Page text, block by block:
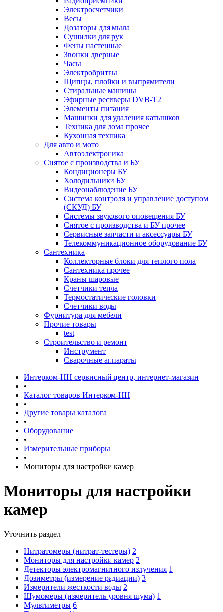
Электросчетчики
Весы
Дозаторы для мыла
Сушилки для рук
Фены настенные
Звонки дверные
Часы
Электробритвы
Щипцы, плойки и выпрямители
Стиральные машины
Эфирные ресиверы DVB-T2
Элементы питания
Машинки для удаления катышков
Техника для дома прочее
Кухонная техника
Для авто и мото
Автоэлектроника
Снятое с производства и БУ
Кондиционеры БУ
Холодильники БУ
Видеонаблюдение БУ
Система контроля и управление доступом
(СКУД) БУ
Системы звукового оповещения БУ
Снятое с производства и БУ прочее
Сервисные запчасти и аксессуары БУ
Телекоммуникационное оборудование БУ
Сантехника
Коллекторные блоки для теплого пола
Сантехника прочее
Краны шаровые
Счетчики тепла
Термоcтатические головки
Счетчики воды
Фурнитура для мебели
Прочие товары
test
Строительство и ремонт
Инструмент
Сварочные аппараты
Интерком-НН сервисный центр, интернет-магазин
•
Каталог товаров Интерком-НН
•
Другие товары каталога
•
Оборудование
•
Измерительные приборы
•
Мониторы для настройки камер
Мониторы для настройки
камер
Уточнить раздел
Нитратомеры (нитрат-тестеры) 2
Мониторы для настройки камер 2
Детекторы электромагнитного излучения 1
Дозиметры (измерение радиации) 3
Измерители жесткости воды 2
Шумомеры (измеритель уровня шума) 1
Мультиметры 6